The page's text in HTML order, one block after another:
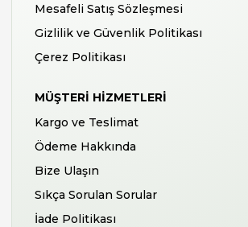
Mesafeli Satış Sözleşmesi
Gizlilik ve Güvenlik Politikası
Çerez Politikası
MÜŞTERI HIZMETLERI
Kargo ve Teslimat
Ödeme Hakkında
Bize Ulaşın
Sıkça Sorulan Sorular
İade Politikası